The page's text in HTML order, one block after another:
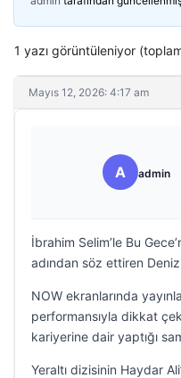
1 yazı görüntüleniyor
Mayıs 12, 2026: 4:17 am
A admin
İbrahim Selim’le Bu
adından söz ettiren
NOW ekranlarında
performansıyla dikkat
kariyerine dair yaptığı
Yeraltı dizisinin Haydar